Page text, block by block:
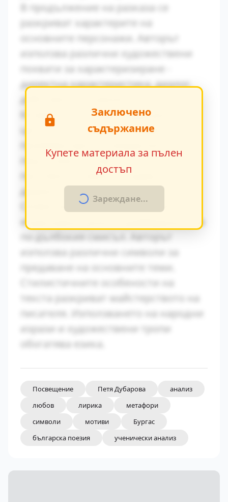
В продължение на разказа се
разкриват характерите на
основните персонажи. Авторът
използва различни художествени
похвати за характеризиране -
директна характеристика, диалог,
действия и вътрешен монолог.
Конфликтът между традиционните
ценности и модерните идеи се
персонажите. Това
противопоставяне създава
драматично напрежение.
Символиката в произведението
играе важна роля за разбирането на
използва различни символи за
предаване на основните теми.
Стилистичните особености на
текста разкриват майстерството на
писателя. Използването на народни
изрази и художествени тропи
обогатява езика.
Заключено
съдържание
Купете материала за пълен
достъп
Зареждане...
Посвещение Петя Дубарова
анализ
любов
лирика
метафори
символи
мотиви
Бургас
българска поезия
ученически анализ